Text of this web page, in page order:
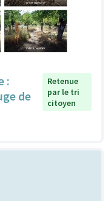
:
de
Retenue
par le tri
citoyen